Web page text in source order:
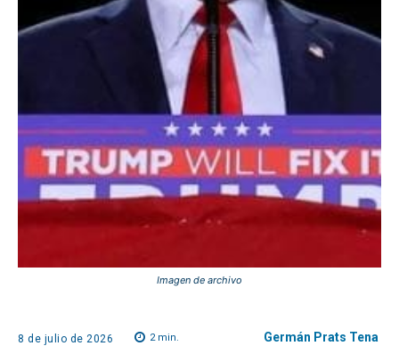
Imagen de archivo
8 de julio de 2026 2min. Germán Prats Tena